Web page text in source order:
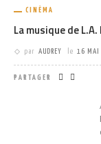
CINÉMA
La musique de
par AUDREY le 16 MAI
PARTAGER